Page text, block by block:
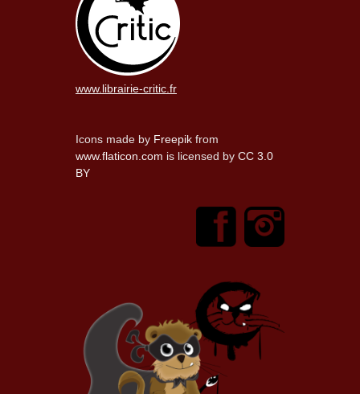
www.librairie-critic.fr
Icons made by Freepik from
www.flaticon.com is licensed by CC 3.0
BY